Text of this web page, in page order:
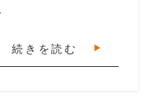
続きを読む